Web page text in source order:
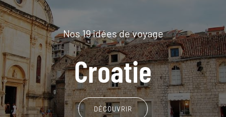
Nos 19 idées de voyage
Croatie
DÉCOUVRIR